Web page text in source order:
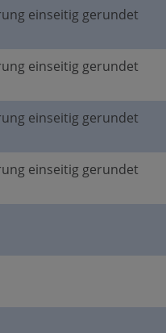
einseitig gerundet
einseitig gerundet
einseitig gerundet
einseitig gerundet